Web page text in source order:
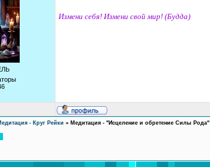
Измени себя! Измени свой мир! (Будда)
- Круг Рейки » Медитация - "Исцеление и обретение Силы Рода"